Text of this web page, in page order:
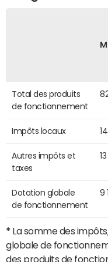
Total des produits
de fonctionnement
Impôts locaux
Autres impôts et
taxes
Dotation globale
de fonctionnement
9
* La somme des
globale de
des produits de